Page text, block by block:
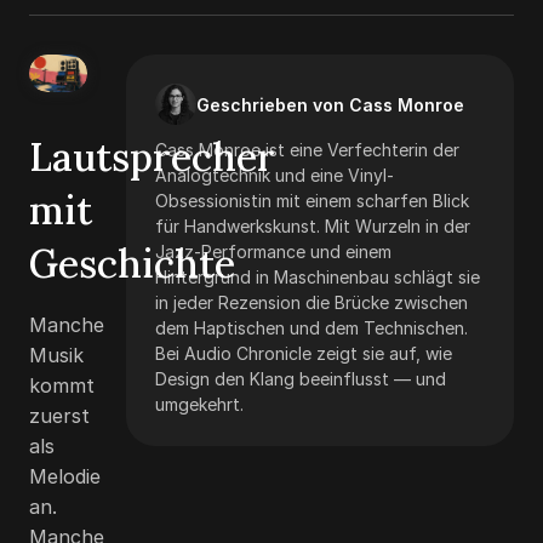
Geschrieben von Cass Monroe
Cass Monroe ist eine Verfechterin der
Analogtechnik und eine Vinyl-
Obsessionistin mit einem scharfen Blick
für Handwerkskunst. Mit Wurzeln in der
Jazz-Performance und einem
Hintergrund in Maschinenbau schlägt sie
in jeder Rezension die Brücke zwischen
dem Haptischen und dem Technischen.
Bei Audio Chronicle zeigt sie auf, wie
Design den Klang beeinflusst — und
umgekehrt.
Lautsprecher
mit
Geschichte
Manche
Musik
kommt
zuerst
als
Melodie
an.
Manche